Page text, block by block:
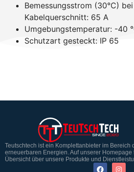
Bemessungsstrom (30°C)
Kabelquerschnitt: 65 A
Umgebungstemperatur: -40
Schutzart gesteckt: IP 65
Teutschtech ist ein Komplettanbieter im Bereich
erneuerbaren Energien. Auf unserer
Übersicht über unsere Produkte und